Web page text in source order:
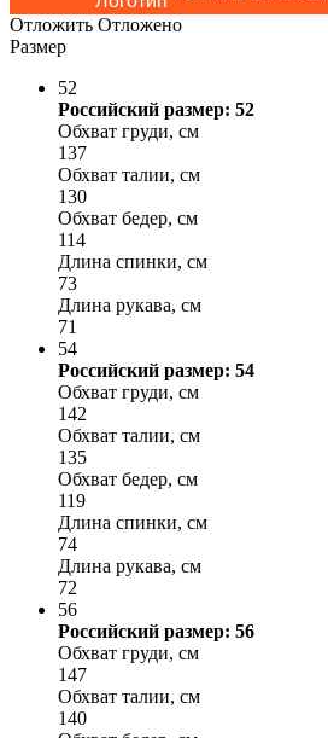
Отложить Отложено
Размер
52
Российский размер: 52
Обхват груди, см
137
Обхват талии, см
130
Обхват бедер, см
114
Длина спинки, см
73
Длина рукава, см
71
54
Российский размер: 54
Обхват груди, см
142
Обхват талии, см
135
Обхват бедер, см
119
Длина спинки, см
74
Длина рукава, см
72
56
Российский размер: 56
Обхват груди, см
147
Обхват талии, см
140